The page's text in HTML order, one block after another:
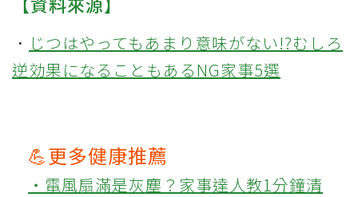
． じつはやってもあまり意味がない!?むしろ
逆効果になることもあるNG家事5選
💪更多健康推薦
‧電風扇滿是灰塵？家事達人教1分鐘清